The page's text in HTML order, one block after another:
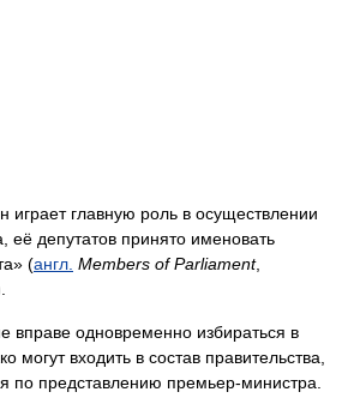
играет главную роль в осуществлении
её депутатов принято именовать
(англ. Members of Parliament,
вправе одновременно избираться в
могут входить в состав правительства,
по представлению премьер-министра.